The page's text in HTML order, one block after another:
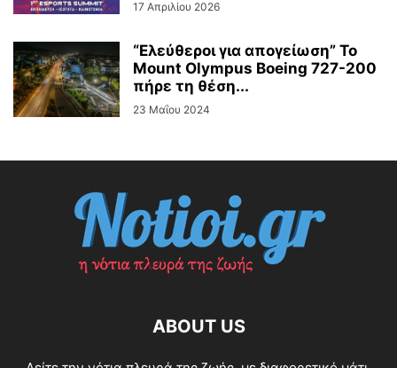
17 Απριλίου 2026
“Ελεύθεροι για απογείωση” Το
Mount Olympus Boeing 727-200
πήρε τη θέση...
23 Μαΐου 2024
ABOUT US